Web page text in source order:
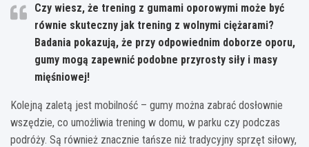
Czy wiesz, że trening z gumami oporowymi może być
równie skuteczny jak trening z wolnymi ciężarami?
Badania pokazują, że przy odpowiednim doborze oporu,
gumy mogą zapewnić podobne przyrosty siły i masy
mięśniowej!
Kolejną zaletą jest mobilność – gumy można zabrać dosłownie
wszędzie, co umożliwia trening w domu, w parku czy podczas
podróży. Są również znacznie tańsze niż tradycyjny sprzęt siłowy,